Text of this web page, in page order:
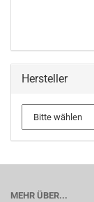
Hersteller
MEHR ÜBER...